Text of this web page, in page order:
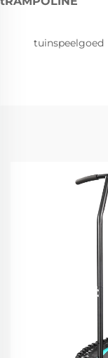
tuinspeelgoed